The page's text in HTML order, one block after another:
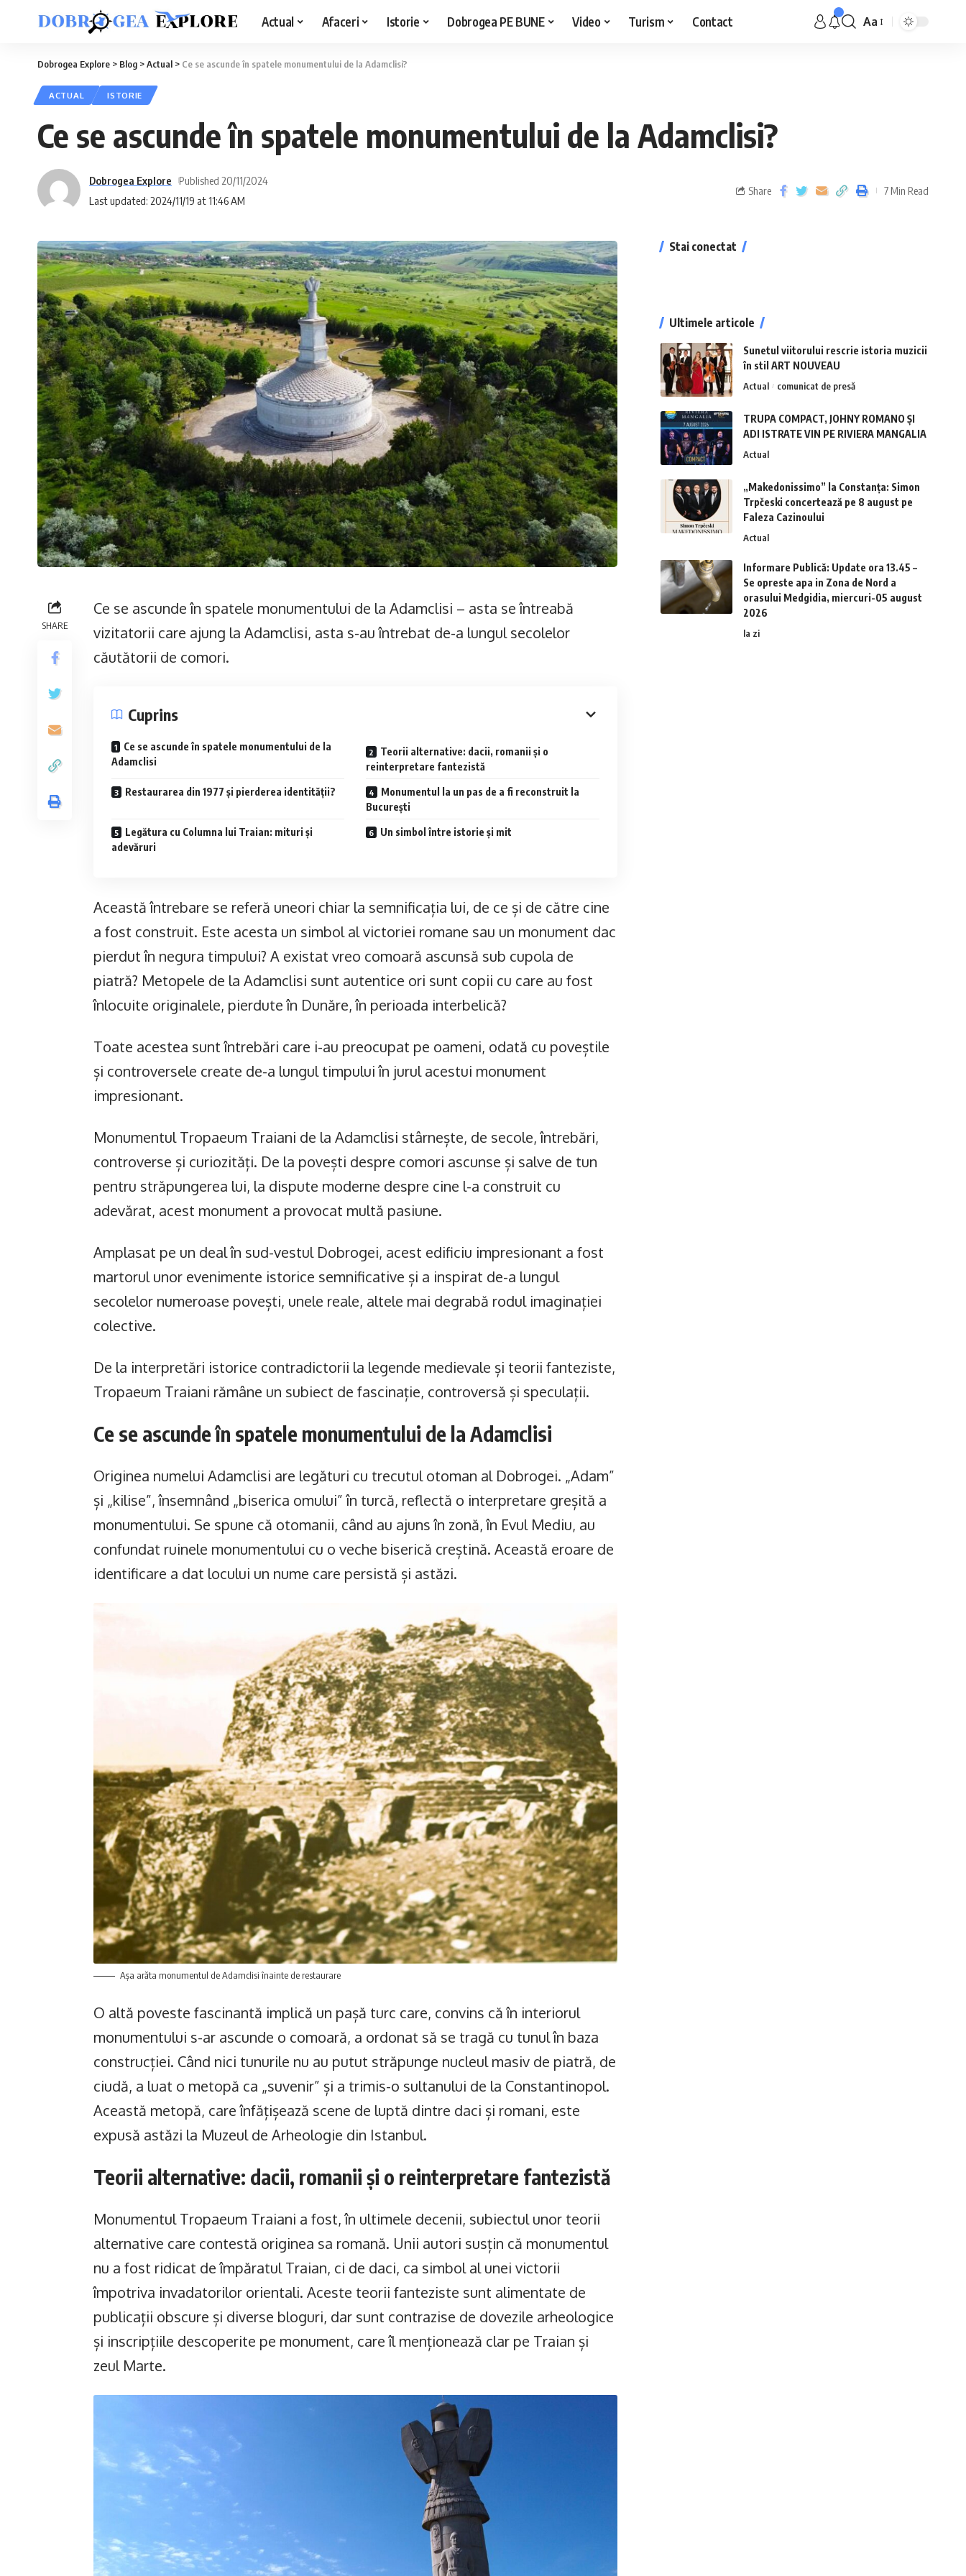
Actual Afaceri Istorie Dobrogea PE BUNE Video Turism Contact Aa
Dobrogea Explore > Blog >Actual > Ce se ascunde în spatele monumentului de la Adamclisi?
ACTUAL ISTORIE
Ce se ascunde în spatele monumentului de la Adamclisi?
Last updated: 2024/11/19 at 11:46 AM
Dobrogea Explore Published 20/11/2024
Share 7 Min Read
SHARE
Ce se ascunde în spatele monumentului de la Adamclisi – asta se întreabă
vizitatorii care ajung la Adamclisi, asta s-au întrebat de-a lungul secolelor
căutătorii de comori.
Cuprins
Ce se ascunde în spatele monumentului de la
Adamclisi
Teorii alternative: dacii, romanii și o
reinterpretare fantezistă
Restaurarea din 1977 și pierderea identității?
Monumentul la un pas de a fi reconstruit la
București
Legătura cu Columna lui Traian: mituri și
adevăruri
Un simbol între istorie și mit
Această întrebare se referă uneori chiar la semnificația lui, de ce și de către cine
a fost construit. Este acesta un simbol al victoriei romane sau un monument dac
pierdut în negura timpului? A existat vreo comoară ascunsă sub cupola de
piatră? Metopele de la Adamclisi sunt autentice ori sunt copii cu care au fost
înlocuite originalele, pierdute în Dunăre, în perioada interbelică?
Toate acestea sunt întrebări care i-au preocupat pe oameni, odată cu poveștile
și controversele create de-a lungul timpului în jurul acestui monument
impresionant.
Monumentul Tropaeum Traiani de la Adamclisi stârnește, de secole, întrebări,
controverse și curiozități. De la povești despre comori ascunse și salve de tun
pentru străpungerea lui, la dispute moderne despre cine l-a construit cu
adevărat, acest monument a provocat multă pasiune.
Amplasat pe un deal în sud-vestul Dobrogei, acest edificiu impresionant a fost
martorul unor evenimente istorice semnificative și a inspirat de-a lungul
secolelor numeroase povești, unele reale, altele mai degrabă rodul imaginației
colective.
De la interpretări istorice contradictorii la legende medievale și teorii fanteziste,
Tropaeum Traiani rămâne un subiect de fascinație, controversă și speculații.
Ce se ascunde în spatele monumentului de la Adamclisi
Originea numelui Adamclisi are legături cu trecutul otoman al Dobrogei. „Adam”
și „kilise”, însemnând „biserica omului” în turcă, reflectă o interpretare greșită a
monumentului. Se spune că otomanii, când au ajuns în zonă, în Evul Mediu, au
confundat ruinele monumentului cu o veche biserică creștină. Această eroare de
identificare a dat locului un nume care persistă și astăzi.
Așa arăta monumentul de Adamclisi înainte de restaurare
O altă poveste fascinantă implică un pașă turc care, convins că în interiorul
monumentului s-ar ascunde o comoară, a ordonat să se tragă cu tunul în baza
construcției. Când nici tunurile nu au putut străpunge nucleul masiv de piatră, de
ciudă, a luat o metopă ca „suvenir” și a trimis-o sultanului de la Constantinopol.
Această metopă, care înfățișează scene de luptă dintre daci și romani, este
expusă astăzi la Muzeul de Arheologie din Istanbul.
Teorii alternative: dacii, romanii și o reinterpretare fantezistă
Monumentul Tropaeum Traiani a fost, în ultimele decenii, subiectul unor teorii
alternative care contestă originea sa romană. Unii autori susțin că monumentul
nu a fost ridicat de împăratul Traian, ci de daci, ca simbol al unei victorii
împotriva invadatorilor orientali. Aceste teorii fanteziste sunt alimentate de
publicații obscure și diverse bloguri, dar sunt contrazise de dovezile arheologice
și inscripțiile descoperite pe monument, care îl menționează clar pe Traian și
zeul Marte.
Stai conectat
Ultimele articole
Sunetul viitorului rescrie istoria muzicii
în stil ART NOUVEAU
Actual comunicat de presă
TRUPA COMPACT, JOHNY ROMANO ȘI
ADI ISTRATE VIN PE RIVIERA MANGALIA
Actual
„Makedonissimo” la Constanța: Simon
Trpčeski concertează pe 8 august pe
Faleza Cazinoului
Actual
Informare Publică: Update ora 13.45 –
Se opreste apa in Zona de Nord a
orasului Medgidia, miercuri-05 august
2026
la zi